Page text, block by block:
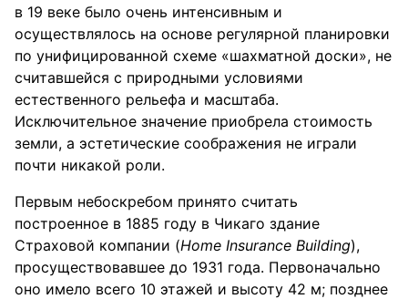
в 19 веке было очень интенсивным и
осуществлялось на основе регулярной планировки
по унифицированной схеме «шахматной доски», не
считавшейся с природными условиями
естественного рельефа и масштаба.
Исключительное значение приобрела стоимость
земли, а эстетические соображения не играли
почти никакой роли.
Первым небоскребом принято считать
построенное в 1885 году в Чикаго здание
Страховой компании (Home Insurance Building),
просуществовавшее до 1931 года. Первоначально
оно имело всего 10 этажей и высоту 42 м; позднее